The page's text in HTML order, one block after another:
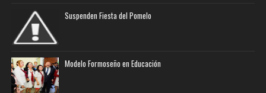
Suspenden Fiesta del Pomelo
Modelo Formoseño en Educación